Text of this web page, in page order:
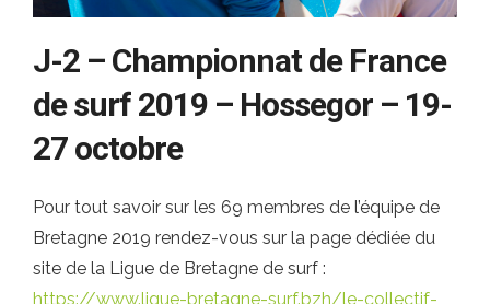
J-2 – Championnat de France
de surf 2019 – Hossegor – 19-
27 octobre
Pour tout savoir sur les 69 membres de l’équipe de
Bretagne 2019 rendez-vous sur la page dédiée du
site de la Ligue de Bretagne de surf :
https://www.ligue-bretagne-surf.bzh/le-collectif-